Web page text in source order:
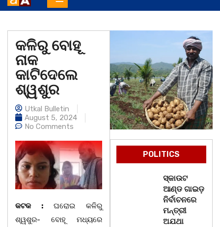
କଳିରୁ ବୋହୂ
ନାକ
କାଟିଦେଲେ
ଶ୍ୱଶୁର
Utkal Bulletin
August 5, 2024
No Comments
କଟକ :ଘରୋଇ କଳିରୁ
ଶ୍ୱଶୁର- ବୋହୂ ମଧ୍ୟରେ
POLITICS
ସ୍କାଉଟ
ଆଣ୍ଡ ଗାଇଡ଼
ନିର୍ବାଚନରେ
ମନ୍ତ୍ରୀ
ଅଯଥା